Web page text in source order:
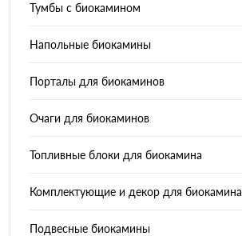
Тумбы с биокамином
Напольные биокамины
Порталы для биокаминов
Очаги для биокаминов
Топливные блоки для биокамина
Комплектующие и декор для биокамина
Подвесные биокамины